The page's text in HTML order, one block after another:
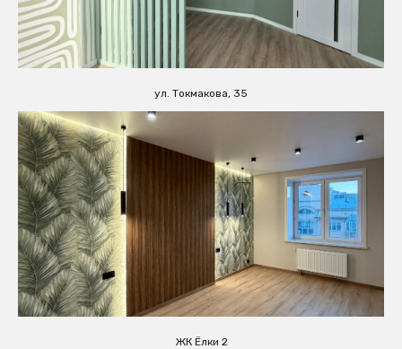
ул. Токмакова, 35
ЖК Ёлки 2